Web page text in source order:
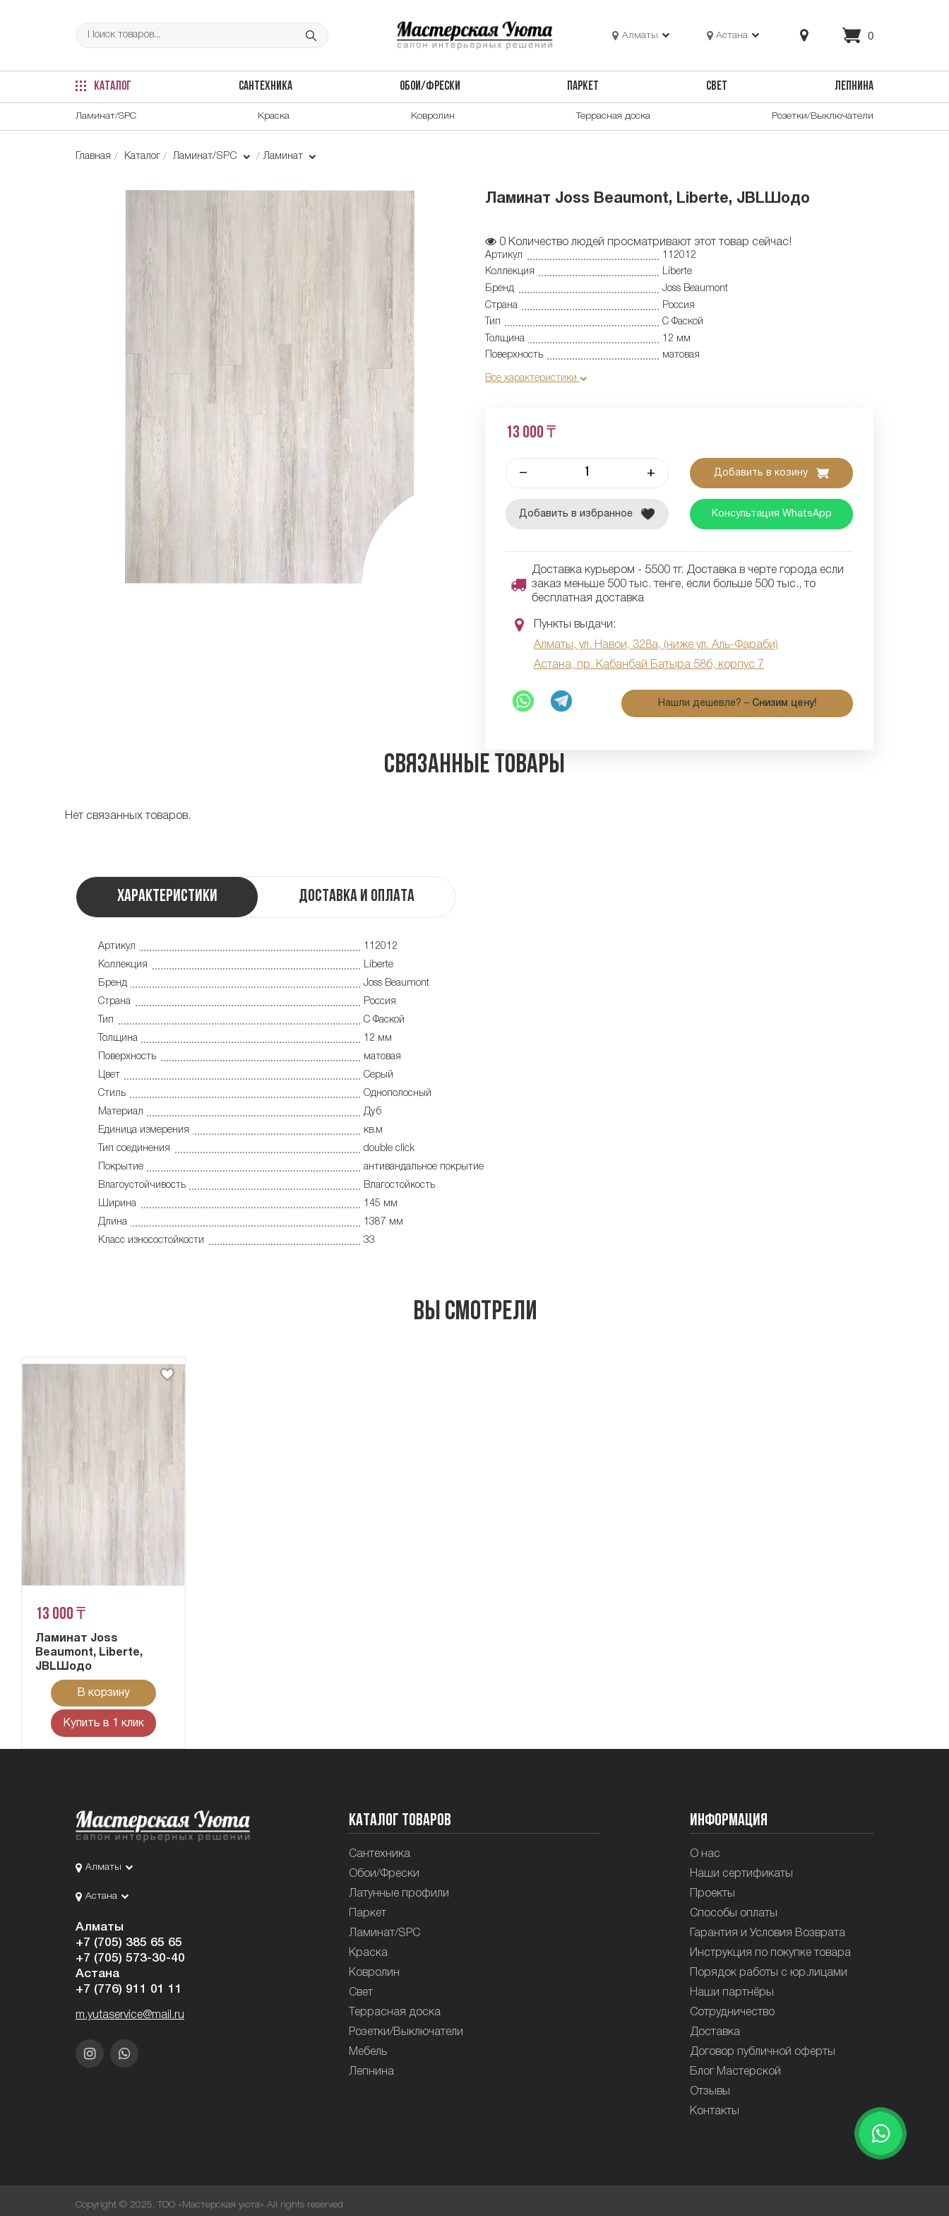
Алматы Астана 0
КАТАЛОГ САНТЕХНИКА ОБОИ/ФРЕСКИ ПАРКЕТ СВЕТ ЛЕПНИНА
Ламинат/SPC Краска Ковролин Террасная доска Розетки/Выключатели
Главная Каталог Ламинат/SPC Ламинат
Ламинат Joss Beaumont, Liberte, JBLШодо
0 Количество людей просматривают этот товар сейчас!
Артикул
112012
Коллекция
Liberte
Бренд
Joss Beaumont
Страна
Россия
Тип
С Фаской
Толщина
12 мм
Поверхность
матовая
Все характеристики
13 000 ₸
– + Добавить в козину
Добавить в избранное Консультация WhatsApp
Доставка курьером - 5500 тг. Доставка в черте города если
заказ меньше 500 тыс. тенге, если больше 500 тыс., то
бесплатная доставка
Пункты выдачи:
Алматы, ул. Навои, 328а, (ниже ул. Аль-Фараби)
Астана, пр. Кабанбай Батыра 58б, корпус 7
Нашли дешевле? – Снизим цену!
Связанные товары
Нет связанных товаров.
Характеристики Доставка и оплата
Артикул
112012
Коллекция
Liberte
Бренд
Joss Beaumont
Страна
Россия
Тип
С Фаской
Толщина
12 мм
Поверхность
матовая
Цвет
Серый
Стиль
Однополосный
Материал
Дуб
Единица измерения
кв.м
Тип соединения
double click
Покрытие
антивандальное покрытие
Влагоустойчивость
Влагостойкость
Ширина
145 мм
Длина
1387 мм
Класс износостойкости
33
Вы смотрели
13 000 ₸
Ламинат Joss
Beaumont, Liberte,
JBLШодо
В корзину
Купить в 1 клик
Алматы
Астана
Алматы
+7 (705) 385 65 65
+7 (705) 573-30-40
Астана
+7 (776) 911 01 11
m.yutaservice@mail.ru
Каталог товаров
Сантехника
Обои/Фрески
Латунные профили
Паркет
Ламинат/SPC
Краска
Ковролин
Свет
Террасная доска
Розетки/Выключатели
Мебель
Лепнина
Информация
О нас
Наши сертификаты
Проекты
Способы оплаты
Гарантия и Условия Возврата
Инструкция по покупке товара
Порядок работы с юр.лицами
Наши партнёры
Сотрудничество
Доставка
Договор публичной оферты
Блог Мастерской
Отзывы
Контакты
Copyright © 2025. ТОО «Мастерская уюта» All rights reserved